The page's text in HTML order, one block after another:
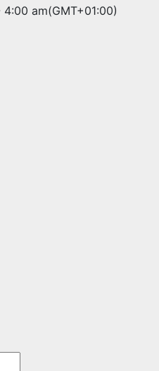
4:00 am(GMT+01:00)
2024 en Yanguas de